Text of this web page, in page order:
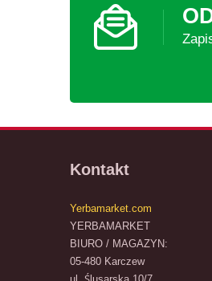
Kontakt
Yerbamarket.com
YERBAMARKET
BIURO / MAGAZYN:
05-480 Karczew